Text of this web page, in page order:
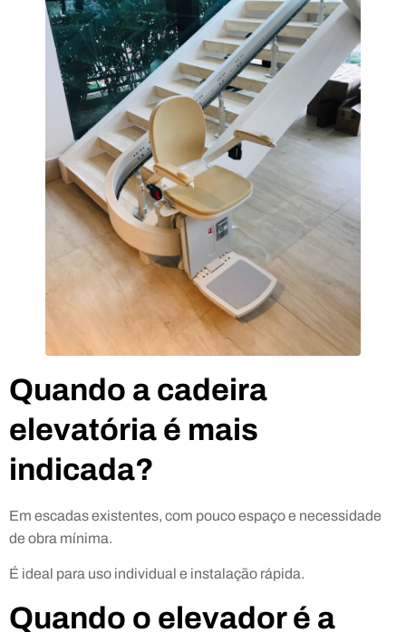
Quando a cadeira
elevatória é mais
indicada?
Em escadas existentes, com pouco espaço e necessidade
de obra mínima.
É ideal para uso individual e instalação rápida.
Quando o elevador é a